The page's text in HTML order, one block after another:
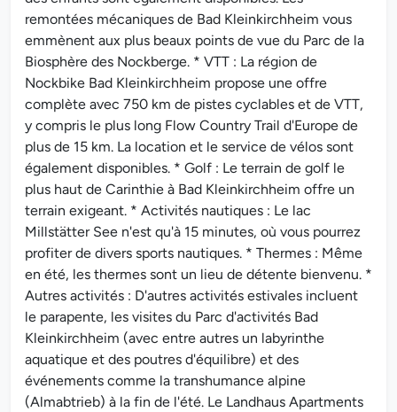
remontées mécaniques de Bad Kleinkirchheim vous
emmènent aux plus beaux points de vue du Parc de la
Biosphère des Nockberge. * VTT : La région de
Nockbike Bad Kleinkirchheim propose une offre
complète avec 750 km de pistes cyclables et de VTT,
y compris le plus long Flow Country Trail d'Europe de
plus de 15 km. La location et le service de vélos sont
également disponibles. * Golf : Le terrain de golf le
plus haut de Carinthie à Bad Kleinkirchheim offre un
terrain exigeant. * Activités nautiques : Le lac
Millstätter See n'est qu'à 15 minutes, où vous pourrez
profiter de divers sports nautiques. * Thermes : Même
en été, les thermes sont un lieu de détente bienvenu. *
Autres activités : D'autres activités estivales incluent
le parapente, les visites du Parc d'activités Bad
Kleinkirchheim (avec entre autres un labyrinthe
aquatique et des poutres d'équilibre) et des
événements comme la transhumance alpine
(Almabtrieb) à la fin de l'été. Le Landhaus Apartments